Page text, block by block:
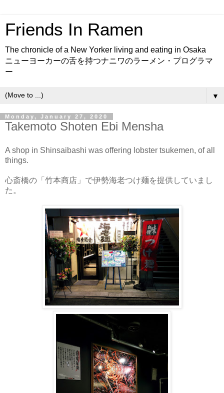
Friends In Ramen
The chronicle of a New Yorker living and eating in Osaka
ニューヨーカーの舌を持つナニワのラーメン・プログラマ
ー
▼
Monday, January 27, 2020
Takemoto Shoten Ebi Mensha
A shop in Shinsaibashi was offering lobster tsukemen, of all
things.
心斎橋の「竹本商店」で伊勢海老つけ麺を提供していまし
た。